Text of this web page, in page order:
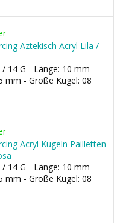
Aztekisch Acryl Lila /
14 G - Länge: 10 mm -
mm - Große Kugel: 08
Acryl Kugeln Pailletten
14 G - Länge: 10 mm -
mm - Große Kugel: 08